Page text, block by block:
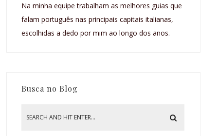
Na minha equipe trabalham as melhores guias que
falam português nas principais capitais italianas,
escolhidas a dedo por mim ao longo dos anos.
Busca no Blog